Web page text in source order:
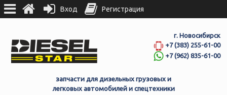
г. Новосибирск
+7 (383) 255-61-00
+7 (962) 835-61-00
запчасти для дизельных грузовых и
легковых автомобилей и спецтехники
Вход Регистрация